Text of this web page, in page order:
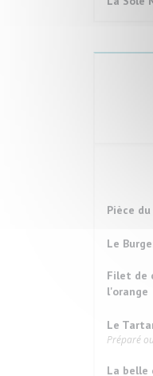
Pièce
Le
Filet de
l'orange
Le
Préparé
La belle